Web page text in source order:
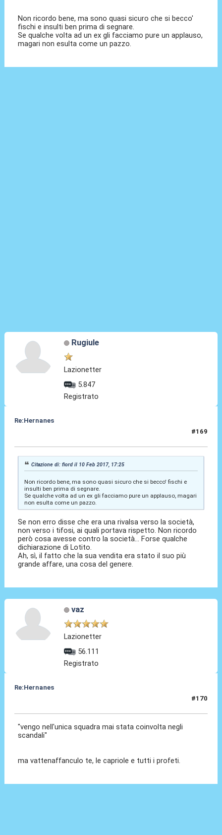
Non ricordo bene, ma sono quasi sicuro che si becco'
fischi e insulti ben prima di segnare.
Se qualche volta ad un ex gli facciamo pure un applauso,
magari non esulta come un pazzo.
Rugiule
Lazionetter
5.847
Registrato
Re:Hernanes
#169
Citazione di: fiord il 10 Feb 2017, 17:25
Non ricordo bene, ma sono quasi sicuro che si becco' fischi e
insulti ben prima di segnare.
Se qualche volta ad un ex gli facciamo pure un applauso, magari
non esulta come un pazzo.
Se non erro disse che era una rivalsa verso la società,
non verso i tifosi, ai quali portava rispetto. Non ricordo
però cosa avesse contro la società... Forse qualche
dichiarazione di Lotito.
Ah, sì, il fatto che la sua vendita era stato il suo più
grande affare, una cosa del genere.
vaz
Lazionetter
56.111
Registrato
Re:Hernanes
#170
"vengo nell'unica squadra mai stata coinvolta negli
scandali"
ma vattenaffanculo te, le capriole e tutti i profeti.